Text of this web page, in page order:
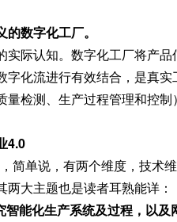
数字化工厂。
实际认知。数字化工厂将产
字化流进行有效结合，是真
检测、生产过程管理和控制
4.0
简单说，有两个维度，技术
大主题也是读者耳熟能详：
能化生产系统及过程，以及